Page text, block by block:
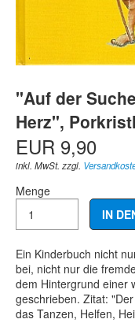
"Auf der
Herz",
EUR 9,90
inkl. MwSt. zzgl.
Menge
Ein Kinderbuch nicht
bei, nicht nur die
dem Hintergrund einer
geschrieben. Zitat:
das Tanzen, Helfen,